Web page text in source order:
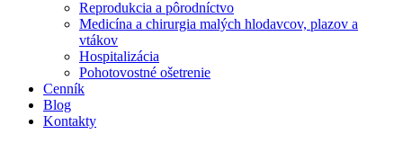
Reprodukcia a pôrodníctvo
Medicína a chirurgia malých hlodavcov, plazov a
vtákov
Hospitalizácia
Pohotovostné ošetrenie
Cenník
Blog
Kontakty